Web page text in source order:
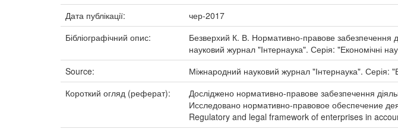
Дата публікації:
чер-2017
Бібліографічний опис:
Безверхий К. В. Нормативно-правове забезпечення
науковий журнал "Інтернаука". Серія: "Економічні
Source:
Міжнародний науковий журнал "Інтернаука". Серія:
Короткий огляд (реферат):
Досліджено нормативно-правове забезпечення
Исследовано нормативно-правовое обеспечение
Regulatory and legal framework of enterprises in